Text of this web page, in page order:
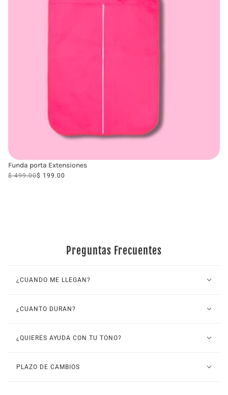
Funda porta Extensiones
$ 499.00$ 199.00
Preguntas Frecuentes
¿CUANDO ME LLEGAN?
¿CUANTO DURAN?
¿QUIERES AYUDA CON TU TONO?
PLAZO DE CAMBIOS